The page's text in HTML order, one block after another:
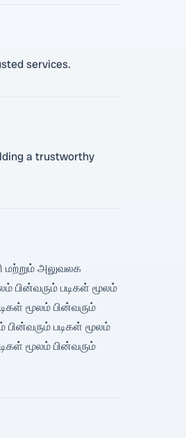
services.
a trustworthy
மற்றும் அலுவலக
பின்வரும் படிகள் மூலம்
மூலம் பின்வரும்
பின்வரும் படிகள் மூலம்
மூலம் பின்வரும்